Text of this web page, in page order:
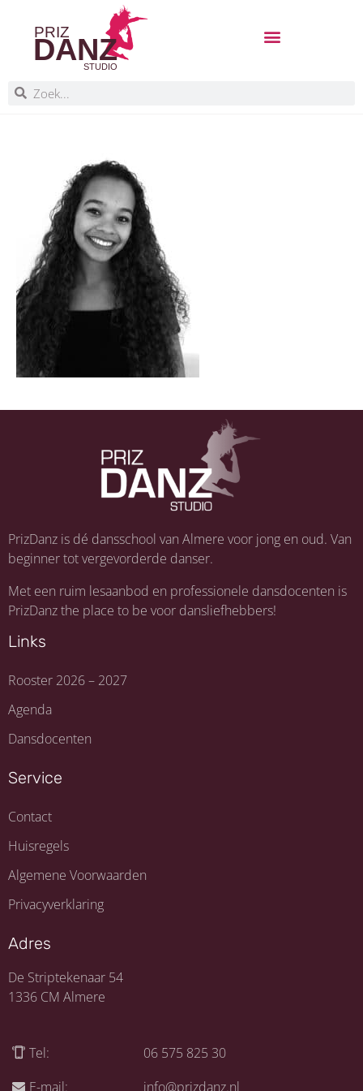
PrizDanz is dé dansschool van Almere voor jong en oud. Van
beginner tot vergevorderde danser.
Met een ruim lesaanbod en professionele dansdocenten is
PrizDanz the place to be voor dansliefhebbers!
Links
Rooster 2026 – 2027
Agenda
Dansdocenten
Service
Contact
Huisregels
Algemene Voorwaarden
Privacyverklaring
Adres
De Striptekenaar 54
1336 CM Almere
Tel:
06 575 825 30
E-mail:
info@prizdanz.nl